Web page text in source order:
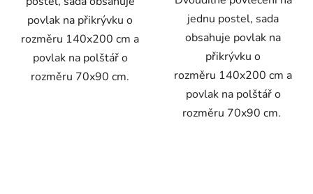
povlak na přikrývku o
rozměru 140x200 cm a
povlak na polštář o
rozměru 70x90 cm.
jednu postel, sada
obsahuje povlak na
přikrývku o
rozměru 140x200 cm a
povlak na polštář o
rozměru 70x90 cm.